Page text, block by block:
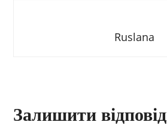
Ruslana
Залишити